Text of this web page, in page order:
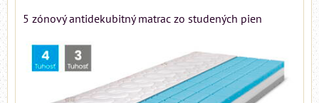
5 zónový antidekubitný matrac zo studených pien